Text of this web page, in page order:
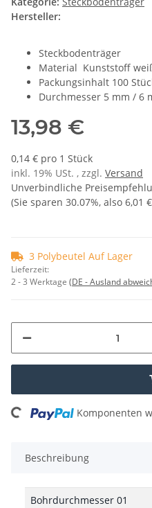
Hersteller:
Steckbodenträger
Material Kunststoff
Packungsinhalt 100
Durchmesser 5 mm / 6
13,98 €
0,14 € pro 1 Stück
inkl. 19% USt. , zzgl. Versand
Unverbindliche
(Sie sparen 30.07%, also 6,01 €
3 Polybeutel Auf Lager
Lieferzeit:
2 - 3 Werktage (DE - Ausland
Komponenten
Beschreibung
Bohrdurchmesser 01